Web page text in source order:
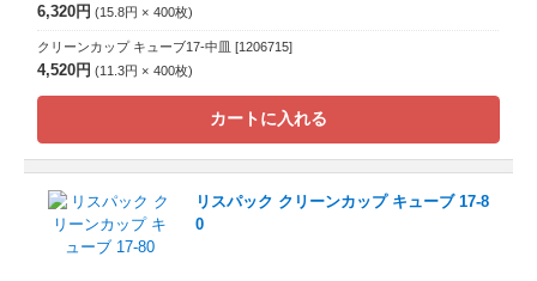
6,320円 15.8円 400枚
クリーンカップ キューブ17-中皿 [1206715]
4,520円 11.3円 400枚
カートに入れる
リスパック クリーンカップ キューブ 17-8
0